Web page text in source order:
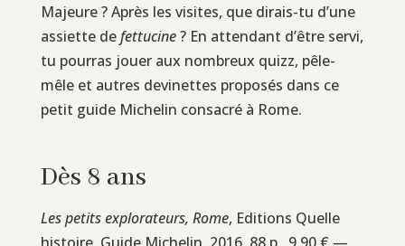
Majeure ? Après les visites, que dirais-tu d’une
assiette defettucine? En attendant d’être servi,
tu pourras jouer aux nombreux quizz, pêle-
mêle et autres devinettes proposés dans ce
petit guide Michelin consacré à Rome.
Dès 8 ans
Les petits explorateurs, Rome, Editions Quelle